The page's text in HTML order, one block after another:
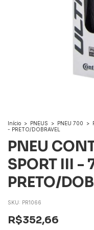
Início > PNEUS > PNEU 700 >
- PRETO/DOBRAVEL
PNEU
SPORT III -
PRETO/
SKU: PR1066
R$352,66